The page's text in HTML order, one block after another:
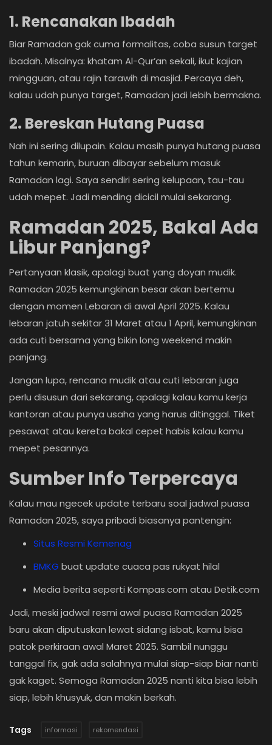
1. Rencanakan Ibadah
Biar Ramadan gak cuma formalitas, coba susun target
ibadah. Misalnya: khatam Al-Qur’an sekali, ikut kajian
mingguan, atau rajin tarawih di masjid. Percaya deh,
kalau udah punya target, Ramadan jadi lebih bermakna.
2. Bereskan Hutang Puasa
Nah ini sering dilupain. Kalau masih punya hutang puasa
tahun kemarin, buruan dibayar sebelum masuk
Ramadan lagi. Saya sendiri sering kelupaan, tau-tau
udah mepet. Jadi mending dicicil mulai sekarang.
Ramadan 2025, Bakal Ada
Libur Panjang?
Pertanyaan klasik, apalagi buat yang doyan mudik.
Ramadan 2025 kemungkinan besar akan bertemu
dengan momen Lebaran di awal April 2025. Kalau
lebaran jatuh sekitar 31 Maret atau 1 April, kemungkinan
ada cuti bersama yang bikin long weekend makin
panjang.
Jangan lupa, rencana mudik atau cuti lebaran juga
perlu disusun dari sekarang, apalagi kalau kamu kerja
kantoran atau punya usaha yang harus ditinggal. Tiket
pesawat atau kereta bakal cepet habis kalau kamu
mepet pesannya.
Sumber Info Terpercaya
Kalau mau ngecek update terbaru soal jadwal puasa
Ramadan 2025, saya pribadi biasanya pantengin:
Situs Resmi Kemenag
BMKG buat update cuaca pas rukyat hilal
Media berita seperti Kompas.com atau Detik.com
Jadi, meski jadwal resmi awal puasa Ramadan 2025
baru akan diputuskan lewat sidang isbat, kamu bisa
patok perkiraan awal Maret 2025. Sambil nunggu
tanggal fix, gak ada salahnya mulai siap-siap biar nanti
gak kaget. Semoga Ramadan 2025 nanti kita bisa lebih
siap, lebih khusyuk, dan makin berkah.
Tags informasi rekomendasi